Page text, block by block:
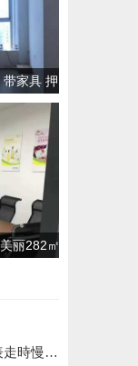
家具 押
丽282㎡
麽調？